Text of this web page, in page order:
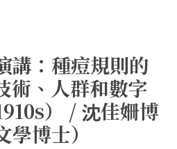
講：種痘規則的
術、人群和數字
） / 沈佳姍博
博士）